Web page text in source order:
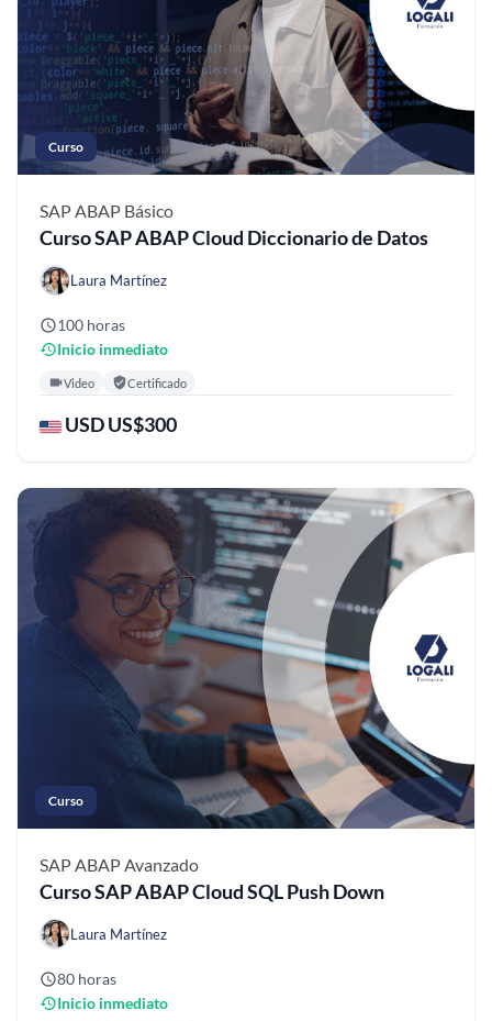
Curso
SAP ABAP Básico
Curso SAP ABAP Cloud Diccionario de Datos
Laura Martínez
100 horas
Inicio inmediato
Video Certificado
USD US$300
Curso
SAP ABAP Avanzado
Curso SAP ABAP Cloud SQL Push Down
Laura Martínez
80 horas
Inicio inmediato